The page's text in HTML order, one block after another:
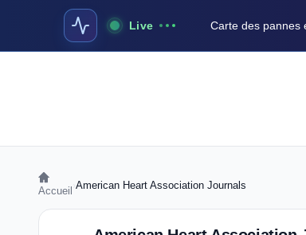
Live Carte des pannes
Accueil American Heart Association Journals